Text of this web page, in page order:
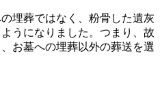
埋葬ではなく、粉骨した遺灰
うになりました。つまり、故
お墓への埋葬以外の葬送を選